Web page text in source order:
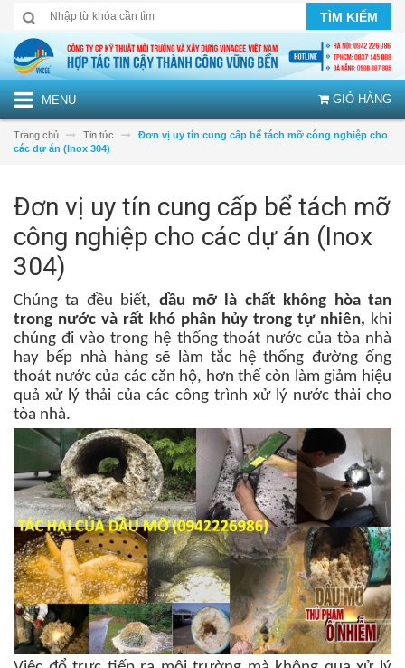
TÌM KIẾM
MENU GIỎ HÀNG
Trang chủ Tin tức
Đơn vị uy tín cung cấp bể tách mỡ công nghiệp cho
các dự án (Inox 304)
Đơn vị uy tín cung cấp bể tách mỡ
công nghiệp cho các dự án (Inox
304)
Chúng ta đều biết, dầu mỡ là chất không hòa tan
trong nước và rất khó phân hủy trong tự nhiên, khi
chúng đi vào trong hệ thống thoát nước của tòa nhà
hay bếp nhà hàng sẽ làm tắc hệ thống đường ống
thoát nước của các căn hộ, hơn thế còn làm giảm hiệu
quả xử lý thải của các công trình xử lý nước thải cho
tòa nhà.